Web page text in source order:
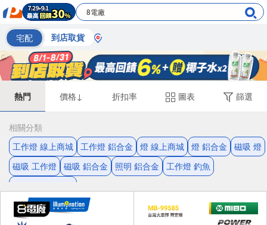
宅配 到店取貨
熱門 價格↓ 折扣率 圖表 篩選
相關分類
工作燈 線上商城 工作燈 鋁合金 燈 線上商城 燈 鋁合金
磁吸 燈
磁吸 工作燈 磁吸 鋁合金 照明 鋁合金
工作燈 釣魚